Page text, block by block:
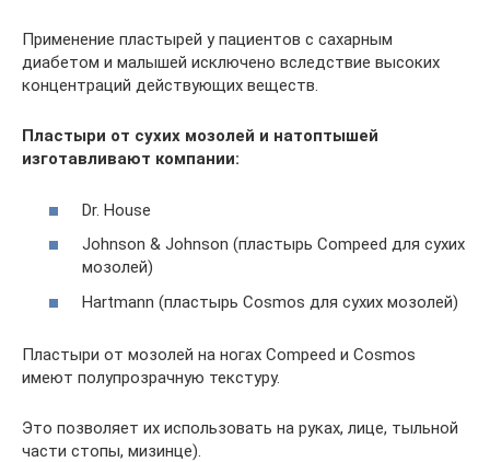
Применение пластырей у пациентов с сахарным
диабетом и малышей исключено вследствие высоких
концентраций действующих веществ.
Пластыри от сухих мозолей и натоптышей
изготавливают компании:
Dr. House
Johnson & Johnson (пластырь Compeed для сухих
мозолей)
Hartmann (пластырь Cosmos для сухих мозолей)
Пластыри от мозолей на ногах Compeed и Cosmos
имеют полупрозрачную текстуру.
Это позволяет их использовать на руках, лице, тыльной
части стопы, мизинце).